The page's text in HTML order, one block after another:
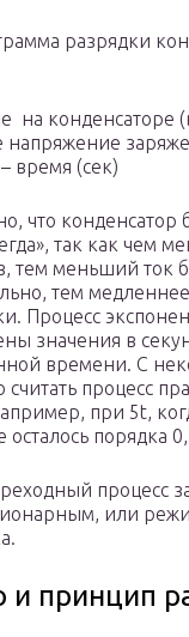
разрядки
на конденсаторе
напряжение
время (сек)
что конденсатор
так как чем
тем меньший ток
тем
Процесс
значения в
времени. С
процесс
при 5t,
осталось порядка
процесс
или
и принцип